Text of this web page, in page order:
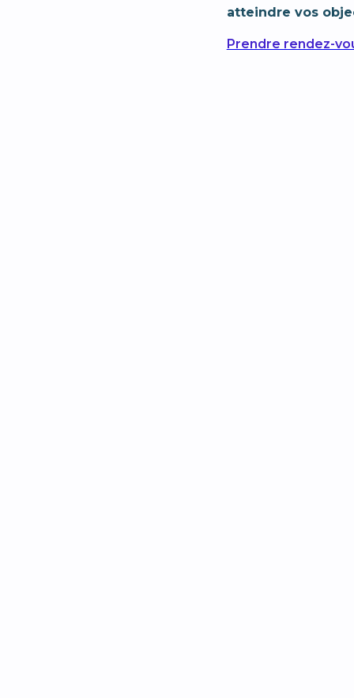
atteindre vos
Prendre rendez-